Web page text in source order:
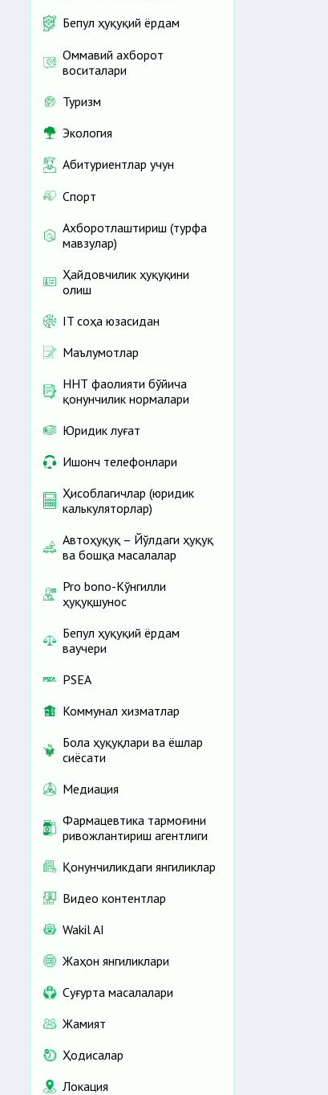
Бепул ҳуқуқий ёрдам
Оммавий ахборот
воситалари
Туризм
Экология
Абитуриентлар учун
Спорт
Ахборотлаштириш (турфа
мавзулар)
Ҳайдовчилик ҳуқуқини
олиш
IT соҳа юзасидан
Маълумотлар
ННТ фаолияти бўйича
қонунчилик нормалари
Юридик луғат
Ишонч телефонлари
Ҳисоблагичлар (юридик
калькуляторлар)
Автоҳуқуқ – Йўлдаги ҳуқуқ
ва бошқа масалалар
Pro bono-Кўнгилли
ҳуқуқшунос
Бепул ҳуқуқий ёрдам
ваучери
PSEA
Коммунал хизматлар
Бола ҳуқуқлари ва ёшлар
сиёсати
Медиация
Фармацевтика тармоғини
ривожлантириш агентлиги
Қонунчиликдаги янгиликлар
Видео контентлар
Wakil AI
Жаҳон янгиликлари
Cуғурта масалалари
Жамият
Ҳодисалар
Локация